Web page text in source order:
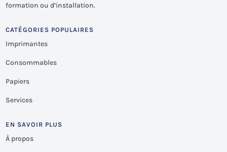
formation ou d’installation.
CATÉGORIES POPULAIRES
Imprimantes
Consommables
Papiers
Services
EN SAVOIR PLUS
À propos